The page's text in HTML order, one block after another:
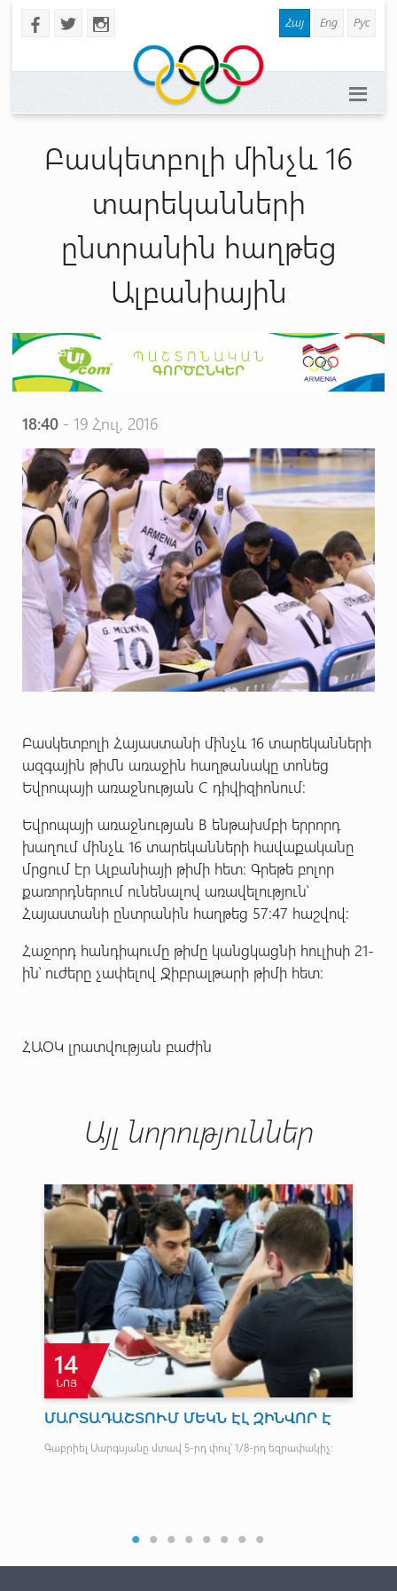
b a x Հայ Eng Рус
Բասկետբոլի մինչև 16
տարեկանների
ընտրանին հաղթեց
Ալբանիային
18:40- 19 Հուլ, 2016
Բասկետբոլի Հայաստանի մինչև 16 տարեկանների
ազգային թիմն առաջին հաղթանակը տոնեց
Եվրոպայի առաջնության C դիվիզիոնում:
Եվրոպայի առաջնության B ենթախմբի երրորդ
խաղում մինչև 16 տարեկանների հավաքականը
մրցում էր Ալբանիայի թիմի հետ: Գրեթե բոլոր
քառորդներում ունենալով առավելություն՝
Հայաստանի ընտրանին հաղթեց 57:47 հաշվով:
Հաջորդ հանդիպումը թիմը կանցկացնի հուլիսի 21-
ին՝ ուժերը չափելով Ջիբրալթարի թիմի հետ:
ՀԱՕԿ լրատվության բաժին
Այլ նորություններ
ԷԼ ԶԻՆՎՈՐ Է
փուլ՝ 1/8-րդ եզրափակիչ։
15
ՓԵՏ
ՕԼԻՄՊԻԱԿԱՆ
ՏՈՒԺԵԼ